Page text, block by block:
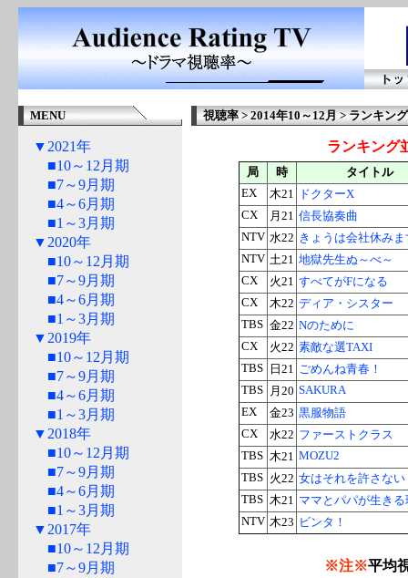
MENU
▼2021年
■10～12月期
■7～9月期
■4～6月期
■1～3月期
▼2020年
■10～12月期
■7～9月期
■4～6月期
■1～3月期
▼2019年
■10～12月期
■7～9月期
■4～6月期
■1～3月期
▼2018年
■10～12月期
■7～9月期
■4～6月期
■1～3月期
▼2017年
■10～12月期
■7～9月期
視聴率 > 2014年10～12月 > ランキング
ランキング
局 時
タイトル
EX
木21
ドクターX
CX
月21 信長協奏曲
NTV 水22 きょうは会社休みま
NTV 土21 地獄先生ぬ～べ～
CX
火21 すべてがFになる
CX
木22 ディア・シスター
TBS 金22 Nのために
CX
火22 素敵な選TAXI
TBS
日21 ごめんね青春！
TBS
月20 SAKURA
EX
金23 黒服物語
CX
水22 ファーストクラス
TBS 木21 MOZU2
TBS
火22 女はそれを許さない
TBS 木21 ママとパパが生きる
NTV 木23 ビンタ！
※注※平均